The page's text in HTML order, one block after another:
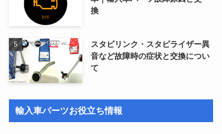
換
スタビリンク・スタビライザー異
音など故障時の症状と交換につい
て
輸入車パーツお役立ち情報